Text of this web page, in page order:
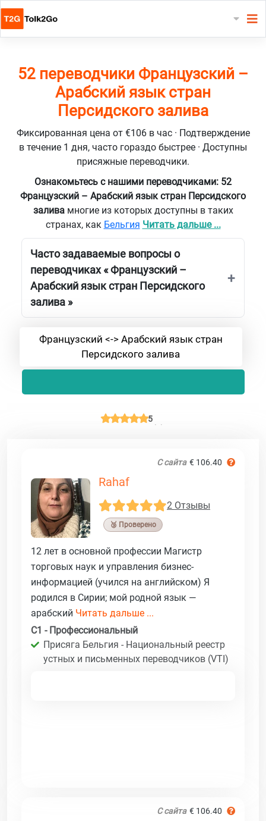
52 переводчики Французский –
Арабский язык стран
Персидского залива
Фиксированная цена от €106 в час · Подтверждение
в течение 1 дня, часто гораздо быстрее · Доступны
присяжные переводчики.
Ознакомьтесь с нашими переводчиками: 52
Французский – Арабский язык стран Персидского
залива многие из которых доступны в таких
странах, как Бельгия Читать дальше ...
Часто задаваемые вопросы о
переводчиках « Французский –
Арабский язык стран Персидского
залива »
Французский <-> Арабский язык стран
Персидского залива
5
С сайта € 106.40
Rahaf
2 Отзывы
🥉 Проверено
12 лет в основной профессии Магистр
торговых наук и управления бизнес-
информацией (учился на английском) Я
родился в Сирии; мой родной язык —
арабский Читать дальше ...
C1 - Профессиональный
Присяга Бельгия - Национальный реестр
устных и письменных переводчиков (VTI)
С сайта € 106.40